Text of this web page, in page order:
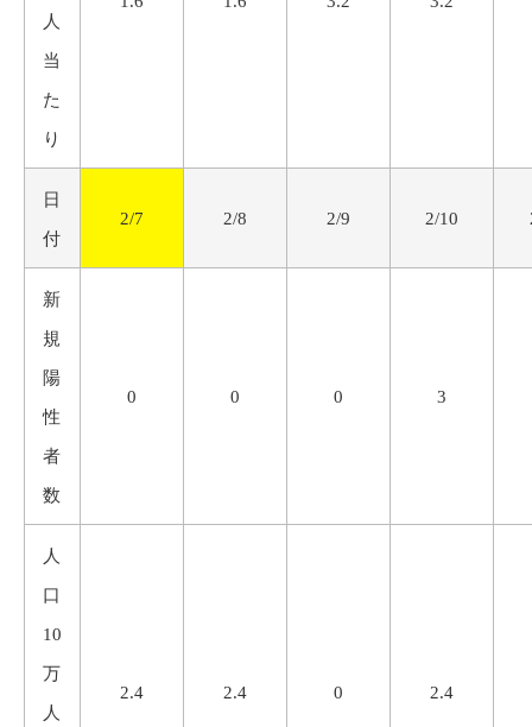
人
当
た
り
日
付
2/7 2/8 2/9 2/10
新
規
陽
性
者
数
0 0 0 3
人
口
10
万
人
2.4 2.4 0 2.4